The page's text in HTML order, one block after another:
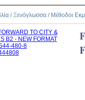
/Ξενόγλωσσα / Μέθοδοι